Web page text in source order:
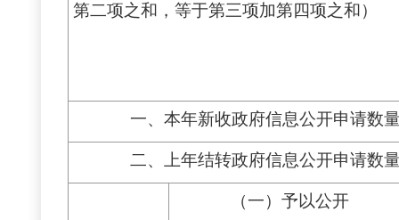
第二项之和，等于第三项加第四项之和）
一、本年新收政府信息公开申请数
二、上年结转政府信息公开申请数
（一）予以公开